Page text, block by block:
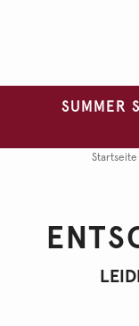
SUMMER
Startseite